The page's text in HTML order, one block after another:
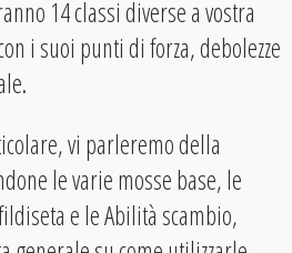
14 classi diverse a vostra
i suoi punti di forza, debolezze
vi parleremo della
le varie mosse base, le
e le Abilità scambio,